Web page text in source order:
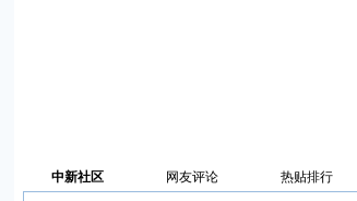
中新社区 网友评论 热贴排行